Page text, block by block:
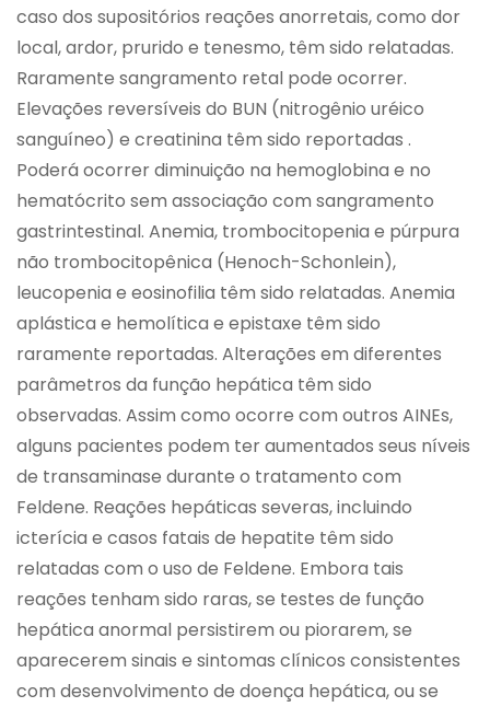
caso dos supositórios reações anorretais, como dor
local, ardor, prurido e tenesmo, têm sido relatadas.
Raramente sangramento retal pode ocorrer.
Elevações reversíveis do BUN (nitrogênio uréico
sanguíneo) e creatinina têm sido reportadas .
Poderá ocorrer diminuição na hemoglobina e no
hematócrito sem associação com sangramento
gastrintestinal. Anemia, trombocitopenia e púrpura
não trombocitopênica (Henoch-Schonlein),
leucopenia e eosinofilia têm sido relatadas. Anemia
aplástica e hemolítica e epistaxe têm sido
raramente reportadas. Alterações em diferentes
parâmetros da função hepática têm sido
observadas. Assim como ocorre com outros AINEs,
alguns pacientes podem ter aumentados seus níveis
de transaminase durante o tratamento com
Feldene. Reações hepáticas severas, incluindo
icterícia e casos fatais de hepatite têm sido
relatadas com o uso de Feldene. Embora tais
reações tenham sido raras, se testes de função
hepática anormal persistirem ou piorarem, se
aparecerem sinais e sintomas clínicos consistentes
com desenvolvimento de doença hepática, ou se